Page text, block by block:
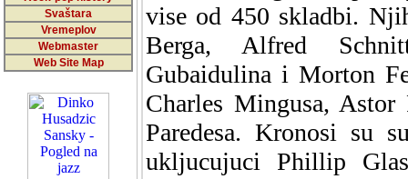
Svaštara
Vremeplov
Webmaster
Web Site Map
vise od 450 skladbi.
Berga, Alfred
Gubaidulina i Morton
Charles Mingusa,
Paredesa. Kronosi su
ukljucujuci Phillip